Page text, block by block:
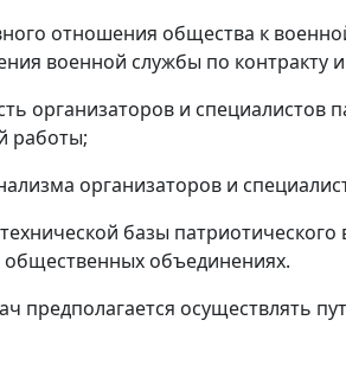
отношения общества к
военной службы по контракту
организаторов и
работы;
организаторов и
базы
общественных объединениях.
предполагается осуществлять